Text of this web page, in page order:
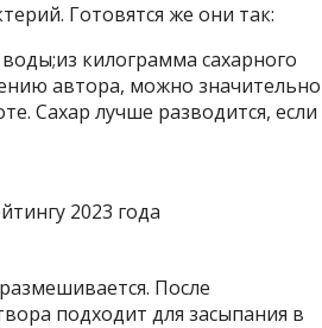
Готовятся же они так:
килограмма сахарного
автора, можно значительно
Сахар лучше разводится, если
После
подходит для засыпания в